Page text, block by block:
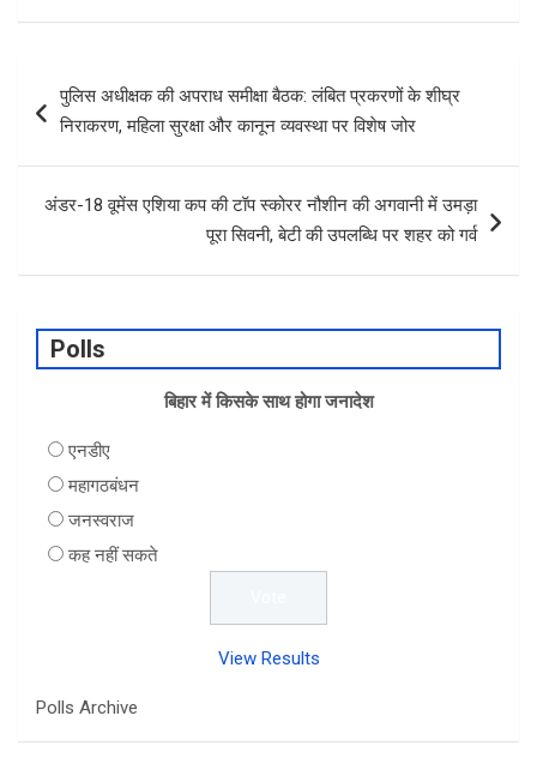
b
o
dI
s
p
e
navigation
पुलिस अधीक्षक की अपराध समीक्षा बैठक: लंबित प्रकरणों के शीघ्र
निराकरण, महिला सुरक्षा और कानून व्यवस्था पर विशेष जोर
अंडर-18 वूमेंस एशिया कप की टॉप स्कोरर नौशीन की अगवानी में उमड़ा
पूरा सिवनी, बेटी की उपलब्धि पर शहर को गर्व
Polls
बिहार में किसके साथ होगा जनादेश
एनडीए
महागठबंधन
जनस्वराज
कह नहीं सकते
View Results
Polls Archive